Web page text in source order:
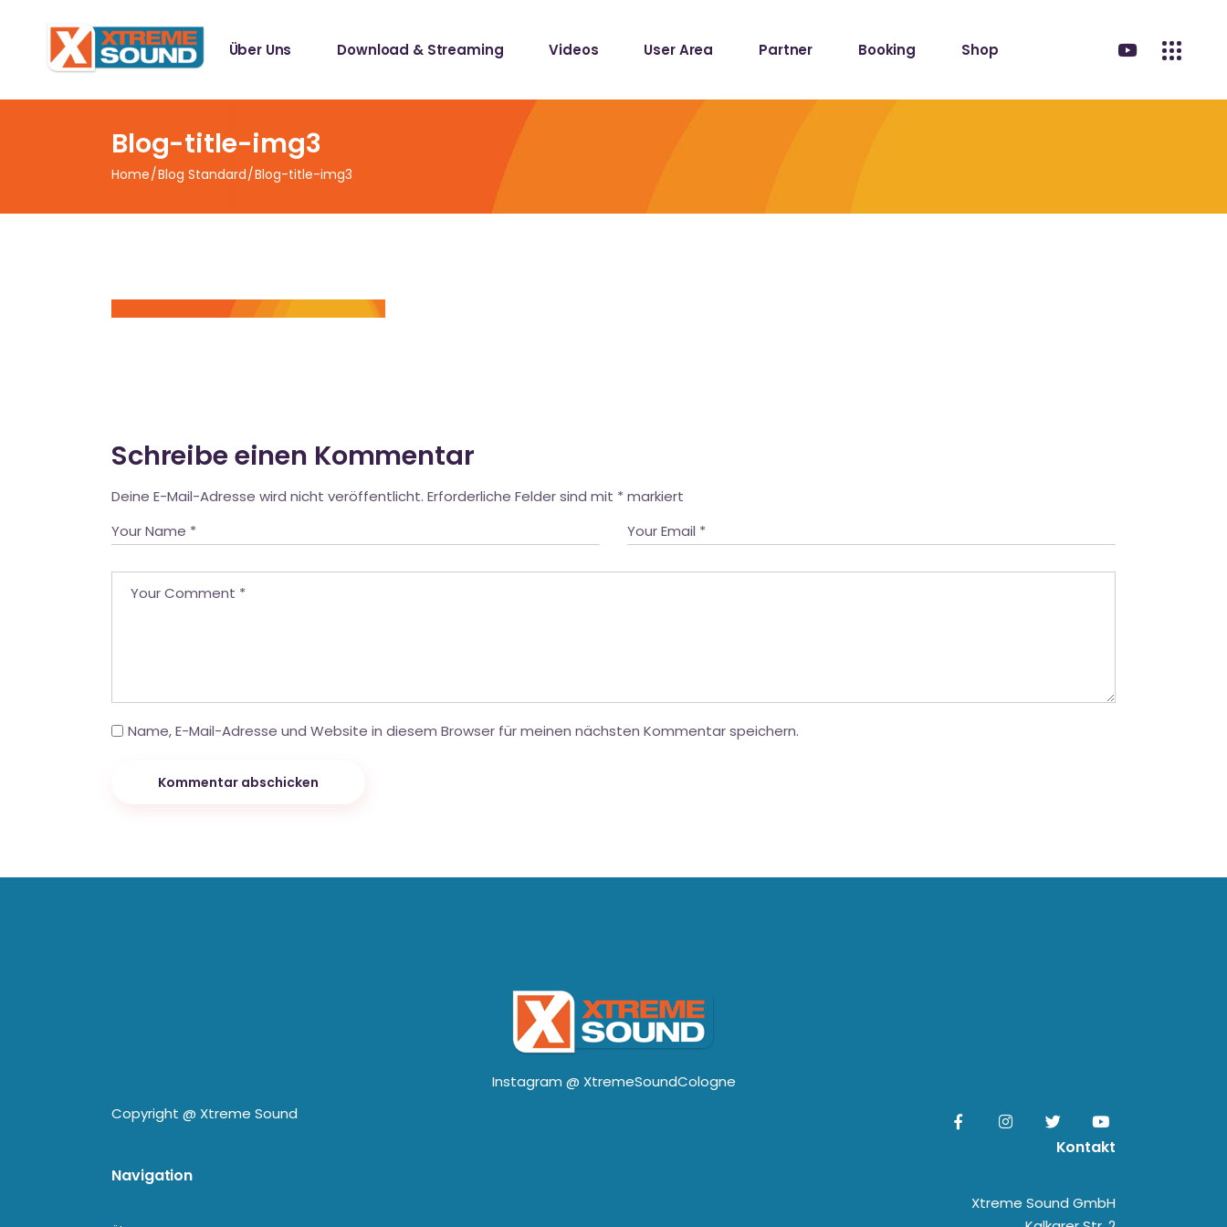
Über Uns Download & Streaming
Spotify Playlists
Mallotze Records
Videos User Area Partner Booking Shop
Sampler
Blog-title-img3
Home Blog Standard Blog-title-img3
Schreibe einen Kommentar
Deine E-Mail-Adresse wird nicht veröffentlicht. Erforderliche Felder sind mit * markiert
Name, E-Mail-Adresse und Website in diesem Browser für meinen nächsten Kommentar speichern.
Kommentar abschicken
Instagram @ XtremeSoundCologne
Copyright @ Xtreme Sound
Navigation
Kontakt
Xtreme Sound GmbH